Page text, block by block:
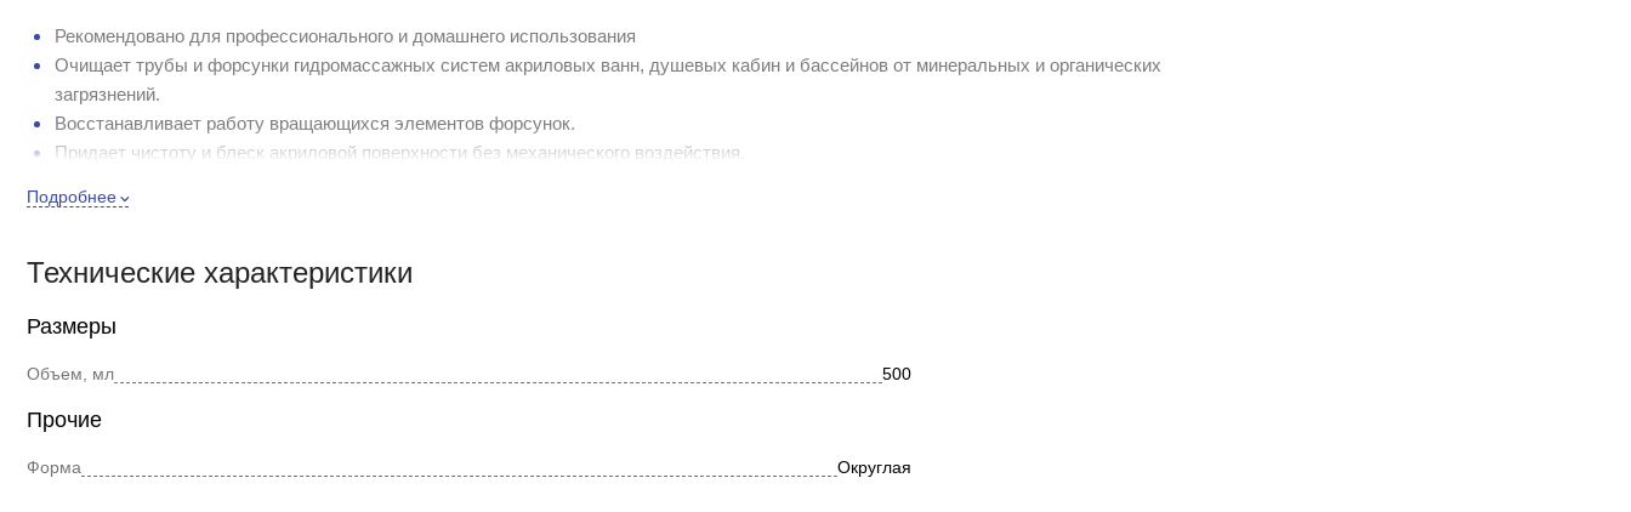
Рекомендовано для профессионального и домашнего использования
Очищает трубы и форсунки гидромассажных систем акриловых ванн, душевых кабин и бассейнов от минеральных и органических
загрязнений.
Восстанавливает работу вращающихся элементов форсунок.
Придает чистоту и блеск акриловой поверхности без механического воздействия.
Подробнее
Технические характеристики
Размеры
Объем, мл 500
Прочие
Форма Округлая